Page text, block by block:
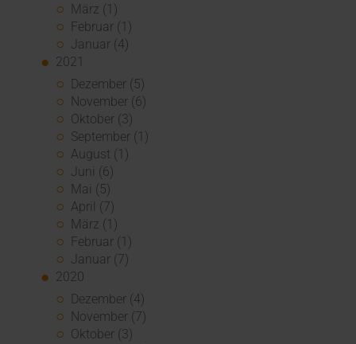
März (1)
Februar (1)
Januar (4)
2021
Dezember (5)
November (6)
Oktober (3)
September (1)
August (1)
Juni (6)
Mai (5)
April (7)
März (1)
Februar (1)
Januar (7)
2020
Dezember (4)
November (7)
Oktober (3)